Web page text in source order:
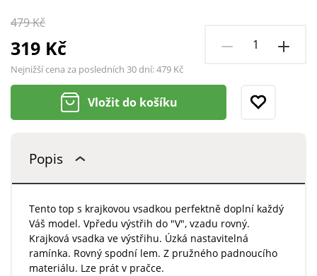
479 Kč
319 Kč
Nejnižší cena za posledních 30 dní:479 Kč
Vložit do košíku
Popis
Tento top s krajkovou vsadkou perfektně doplní každý
Váš model. Vpředu výstřih do "V", vzadu rovný.
Krajková vsadka ve výstřihu. Úzká nastavitelná
ramínka. Rovný spodní lem. Z pružného padnoucího
materiálu. Lze prát v pračce.